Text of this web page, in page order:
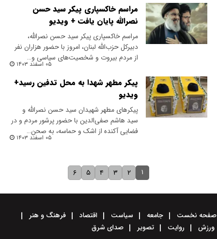
مراسم خاکسپاری پیکر سید حسن
نصرالله پایان یافت + ویدیو
مراسم خاکسپاری پیکر سید حسن نصرالله،
دبیرکل حزب‌الله لبنان، امروز با حضور هزاران نفر
از مردم بیروت و شخصیت‌های سیاسی و…
۰۵ اسفند ۱۴۰۳
پیکر مطهر شهدا به محل تدفین رسید+
ویدیو
پیکرهای مطهر شهیدان سید حسن نصرالله و
سید هاشم صفی‌الدین با حضور پرشور مردم و در
فضایی آکنده از اشک و حماسه، به صحن…
۰۵ اسفند ۱۴۰۳
۱ ۲ ۳ ۴ ۵ ۶
صفحه نخست جامعه سیاست اقتصاد
فرهنگ و هنر
ورزش
روایت تصویر صدای شرق